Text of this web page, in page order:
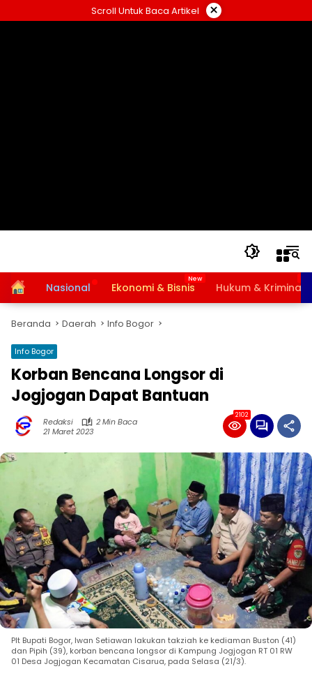
ke
Scroll Untuk Baca Artikel ×
HomeNasional Ekonomi & Bisnis Hukum & Kriminal
Beranda Daerah Info Bogor
Info Bogor
Korban Bencana Longsor di
Jogjogan Dapat Bantuan
Redaksi
2 Min Baca
21 Maret 2023
2102
Plt Bupati Bogor, Iwan Setiawan lakukan takziah ke kediaman Buston (41)
dan Pipih (39), korban bencana longsor di Kampung Jogjogan RT 01 RW
01 Desa Jogjogan Kecamatan Cisarua, pada Selasa (21/3).